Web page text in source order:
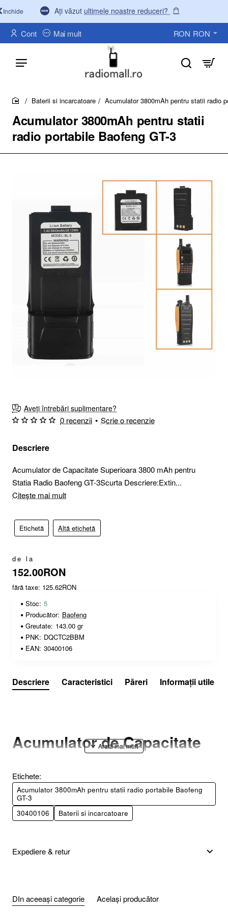
Ați văzut ultimele noastre reduceri?
Inchide
Cont Mai mult RON RON
Acumulator 3800mAh pentru statii
radio portabile Baofeng GT-3
home
Baterii si incarcatoare Acumulator 3800mAh pentru statii radio
Aveți întrebări suplimentare?
Descriere
Acumulator de Capacitate Superioara 3800 mAh pentru
Statia Radio Baofeng GT-3Scurta Descriere:Extin...
Citește mai mult
Etichetă Altă etichetă
0 recenzii • Scrie o recenzie
de la
152.00RON
fără taxe: 125.62RON
Stoc: 5
Producător: Baofeng
Greutate: 143.00 gr
PNK: DQCTC2BBM
EAN: 30400106
Descriere Caracteristici Păreri Informații utile
Acumulator de Capacitate
pentru Statia Radio
Baofeng GT-3
Scurta Descriere:
GT-3
cu acest acumulator de 3800 mAh
performanta de lunga durata, acest accesoriu esential te va
Etichete:
Acumulator 3800mAh pentru statii radio portabile Baofeng
GT-3
30400106
Baterii si incarcatoare
Expediere & retur
DIn aceeași categorie Același producător